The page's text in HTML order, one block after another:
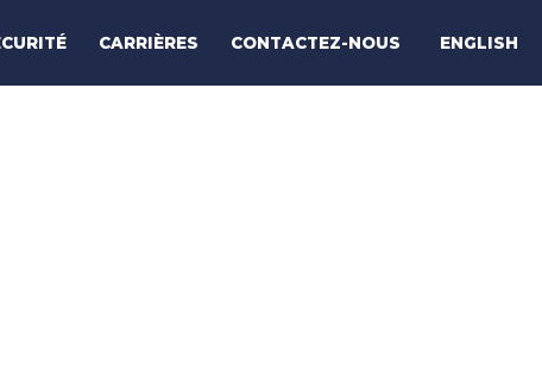
CARRIÈRES CONTACTEZ-NOUS ENGLISH